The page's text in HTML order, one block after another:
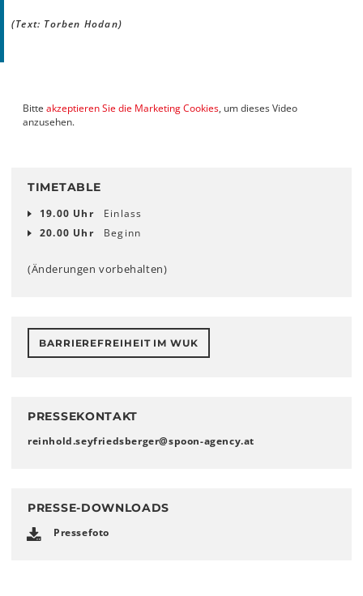
(Text: Torben Hodan)
Bitte akzeptieren Sie die Marketing Cookies, um dieses Video
anzusehen.
TIMETABLE
19.00 Uhr
Einlass
20.00 Uhr
Beginn
(Änderungen vorbehalten)
BARRIEREFREIHEIT IM WUK
PRESSEKONTAKT
reinhold.seyfriedsberger@spoon-agency.at
PRESSE-DOWNLOADS
Pressefoto